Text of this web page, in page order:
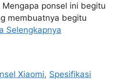
ponsel ini begitu
membuatnya begitu
Selengkapnya
Xiaomi, Spesifikasi